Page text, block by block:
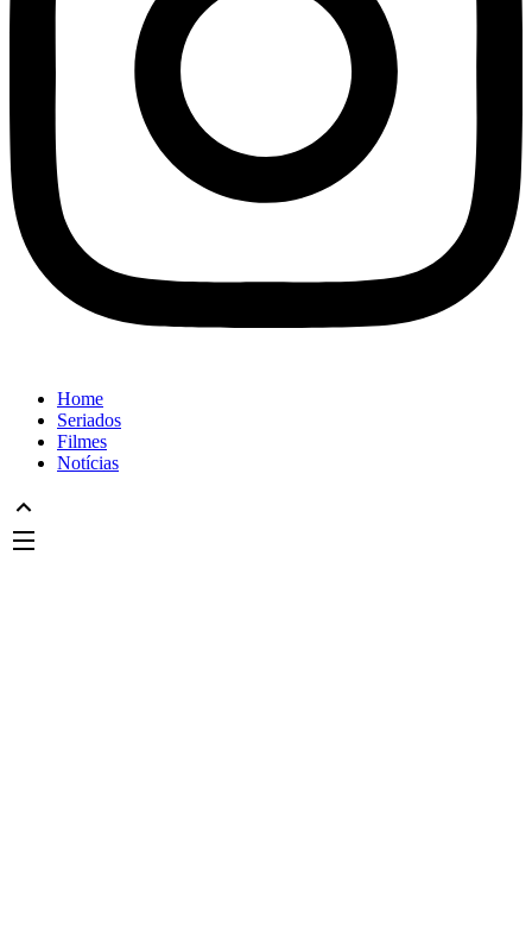
Home
Seriados
Filmes
Notícias